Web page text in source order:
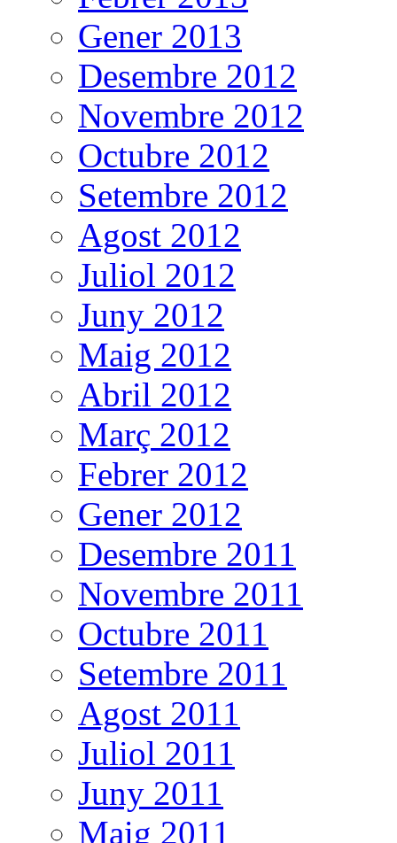
Gener 2013
Desembre 2012
Novembre 2012
Octubre 2012
Setembre 2012
Agost 2012
Juliol 2012
Juny 2012
Maig 2012
Abril 2012
Març 2012
Febrer 2012
Gener 2012
Desembre 2011
Novembre 2011
Octubre 2011
Setembre 2011
Agost 2011
Juliol 2011
Juny 2011
Maig 2011